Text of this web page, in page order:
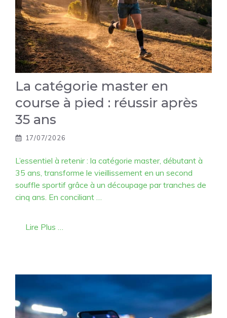
La catégorie master en
course à pied : réussir après
35 ans
17/07/2026
L’essentiel à retenir : la catégorie master, débutant à
35 ans, transforme le vieillissement en un second
souffle sportif grâce à un découpage par tranches de
cinq ans. En conciliant …
Lire Plus …